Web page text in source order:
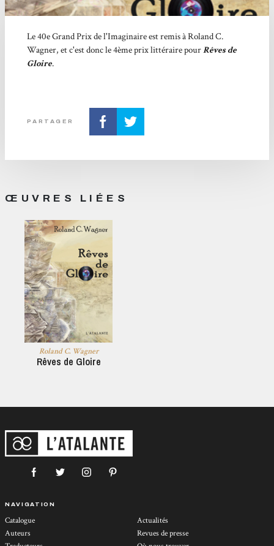
Le 40e Grand Prix de l'Imaginaire est remis à Roland C.
Wagner, et c'est donc le 4ème prix littéraire pourRêves de
Gloire.
PARTAGER
ŒUVRES LIÉES
Roland C. Wagner
Rêves de Gloire
NAVIGATION
Catalogue
Auteurs
Actualités
Revues de presse